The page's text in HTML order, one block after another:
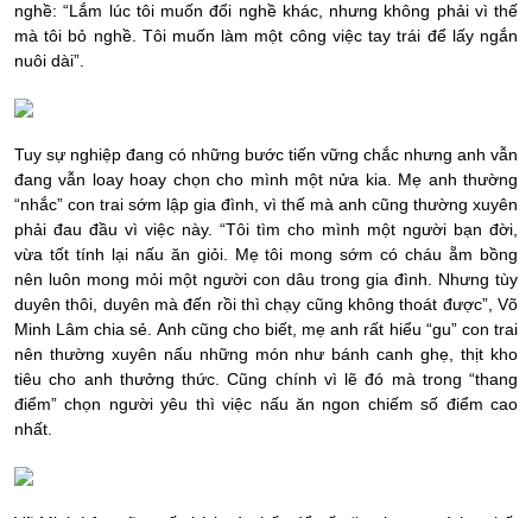
nghề:“Lắm lúc tôi muốn đổi nghề khác, nhưng không phải vì thế
mà tôi bỏ nghề. Tôi muốn làm một công việc tay trái để lấy ngắn
nuôi dài”.
Tuy sự nghiệp đang có những bước tiến vững chắc nhưng anh vẫn
đang vẫn loay hoay chọn cho mình một nửa kia. Mẹ anh thường
“nhắc” con trai sớm lập gia đình, vì thế mà anh cũng thường xuyên
phải đau đầu vì việc này. “Tôi tìm cho mình một người bạn đời,
vừa tốt tính lại nấu ăn giỏi. Mẹ tôi mong sớm có cháu ẵm bồng
nên luôn mong mỏi một người con dâu trong gia đình. Nhưng tùy
duyên thôi, duyên mà đến rồi thì chạy cũng không thoát được”, Võ
Minh Lâm chia sẻ. Anh cũng cho biết, mẹ anh rất hiểu “gu” con trai
nên thường xuyên nấu những món như bánh canh ghẹ, thịt kho
tiêu cho anh thưởng thức. Cũng chính vì lẽ đó mà trong “thang
điểm” chọn người yêu thì việc nấu ăn ngon chiếm số điểm cao
nhất.